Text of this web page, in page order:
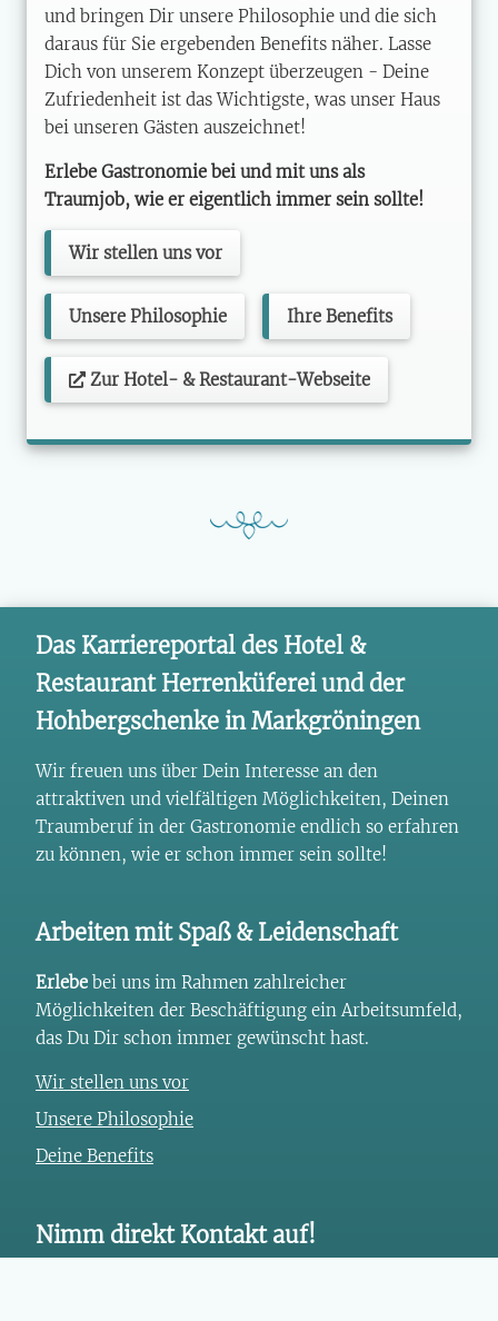
und bringen Dir unsere Philosophie und die sich
daraus für Sie ergebenden Benefits näher. Lasse
Dich von unserem Konzept überzeugen - Deine
Zufriedenheit ist das Wichtigste, was unser Haus
bei unseren Gästen auszeichnet!
Erlebe Gastronomie bei und mit uns als
Traumjob, wie er eigentlich immer sein sollte!
Wir stellen uns vor
Unsere Philosophie Ihre Benefits
Zur Hotel- & Restaurant-Webseite
Das Karriereportal des Hotel &
Restaurant Herrenküferei und der
Hohbergschenke in Markgröningen
Wir freuen uns über Dein Interesse an den
attraktiven und vielfältigen Möglichkeiten, Deinen
Traumberuf in der Gastronomie endlich so erfahren
zu können, wie er schon immer sein sollte!
Arbeiten mit Spaß & Leidenschaft
Erlebe bei uns im Rahmen zahlreicher
Möglichkeiten der Beschäftigung ein Arbeitsumfeld,
das Du Dir schon immer gewünscht hast.
Wir stellen uns vor
Unsere Philosophie
Deine Benefits
Nimm direkt Kontakt auf!